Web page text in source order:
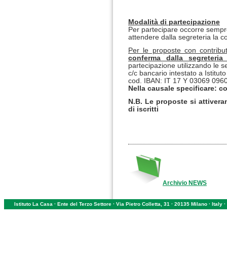
Modalità di partecipazione
Per partecipare occorre
attendere dalla segreteria la
Per le proposte con
conferma dalla
partecipazione utilizzando le
c/c bancario intestato a
cod. IBAN: IT 17 Y 03069
Nella causale specificare:
N.B. Le proposte si
di iscritti
Archivio NEWS
Istituto La Casa · Ente del Terzo Settore · Via Pietro Colletta, 31 · 20135 Milano · Italy